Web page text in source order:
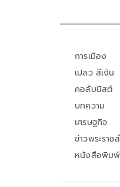
การเมือง
เปลว สีเงิน
คอลัมนิสต์
บทความ
เศรษฐกิจ
ข่าวพระราช
หนังสือพิมพ์